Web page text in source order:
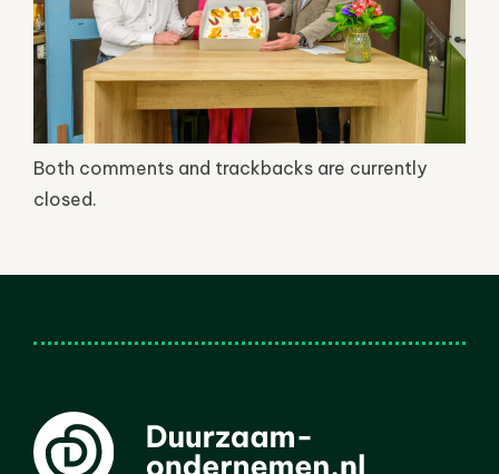
Both comments and trackbacks are currently
closed.